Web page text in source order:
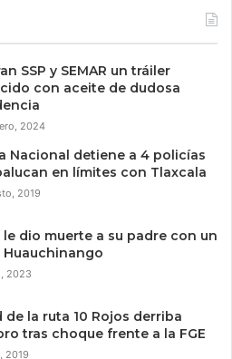
SSP y SEMAR un tráiler
con aceite de dudosa
2024
Nacional detiene a 4 policías
en límites con Tlaxcala
2019
le dio muerte a su padre con un
Huauchinango
2023
de la ruta 10 Rojos derriba
tras choque frente a la FGE
2019